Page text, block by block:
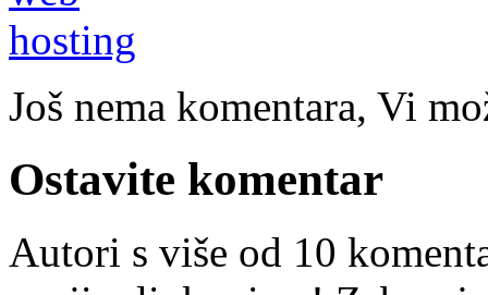
Još nema komentara, Vi
Ostavite komentar
Autori s više od 10